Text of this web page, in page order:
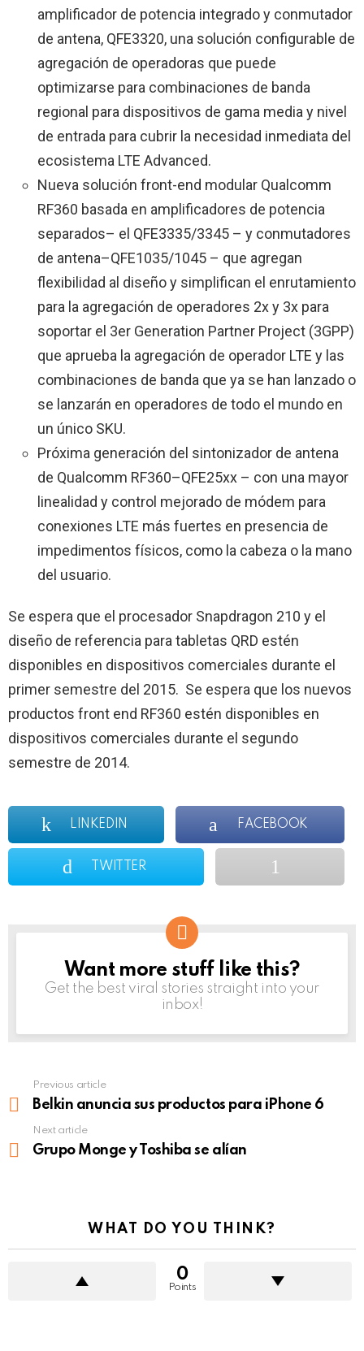
amplificador de potencia integrado y conmutador
de antena, QFE3320, una solución configurable de
agregación de operadoras que puede
optimizarse para combinaciones de banda
regional para dispositivos de gama media y nivel
de entrada para cubrir la necesidad inmediata del
ecosistema LTE Advanced.
Nueva solución front-end modular Qualcomm
RF360 basada en amplificadores de potencia
separados– el QFE3335/3345 – y conmutadores
de antena–QFE1035/1045 – que agregan
flexibilidad al diseño y simplifican el enrutamiento
para la agregación de operadores 2x y 3x para
soportar el 3er Generation Partner Project (3GPP)
que aprueba la agregación de operador LTE y las
combinaciones de banda que ya se han lanzado o
se lanzarán en operadores de todo el mundo en
un único SKU.
Próxima generación del sintonizador de antena
de Qualcomm RF360–QFE25xx – con una mayor
linealidad y control mejorado de módem para
conexiones LTE más fuertes en presencia de
impedimentos físicos, como la cabeza o la mano
del usuario.
Se espera que el procesador Snapdragon 210 y el
diseño de referencia para tabletas QRD estén
disponibles en dispositivos comerciales durante el
primer semestre del 2015. Se espera que los nuevos
productos front end RF360 estén disponibles en
dispositivos comerciales durante el segundo
semestre de 2014.
LINKEDIN FACEBOOK
TWITTER
NEWSLETTER
Want more stuff like this?
Get the best viral stories straight into your
inbox!
more
Previous article
Belkin anuncia sus productos para iPhone 6
Next article
Grupo Monge y Toshiba se alían
WHAT DO YOU THINK?
0
Points